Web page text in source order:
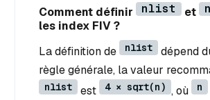
Comment définir nlist et
les index FIV ?
La définition de
nlist
dépend
règle générale, la valeur
nlist est 4 × sqrt(n) , où n